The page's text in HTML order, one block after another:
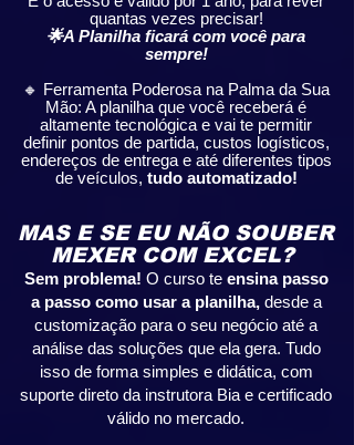
quantas vezes precisar!
🌟A Planilha ficará com você para
sempre!
🔸 Ferramenta Poderosa na Palma da Sua
Mão: A planilha que você receberá é
altamente tecnológica e vai te permitir
definir pontos de partida, custos logísticos,
endereços de entrega e até diferentes tipos
de veículos, tudo automatizado!
MAS E SE EU NÃO SOUBER
MEXER COM EXCEL?
Sem problema! O curso te ensina passo
a passo como usar a planilha, desde a
customização para o seu negócio até a
análise das soluções que ela gera. Tudo
isso de forma simples e didática, com
suporte direto da instrutora Bia e certificado
válido no mercado.​